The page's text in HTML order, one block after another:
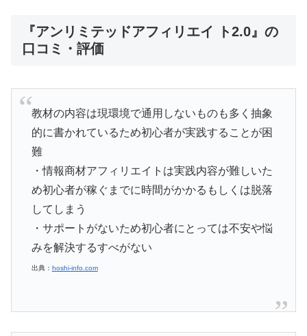
『アンリミテッドアフィリエイ ト2.0』の
口コミ・評価
教材の内容は現環境で通用しないものも多く抽象
的に書かれているため初心者が実践することが困
難
・情報商材アフィリエイトは実践内容が難しいた
め初心者が稼ぐまでに時間がかかるもしくは脱落
してしまう
・サポートがないため初心者にとっては不安や悩
みを解決するすべがない
出典： hoshi-info.com